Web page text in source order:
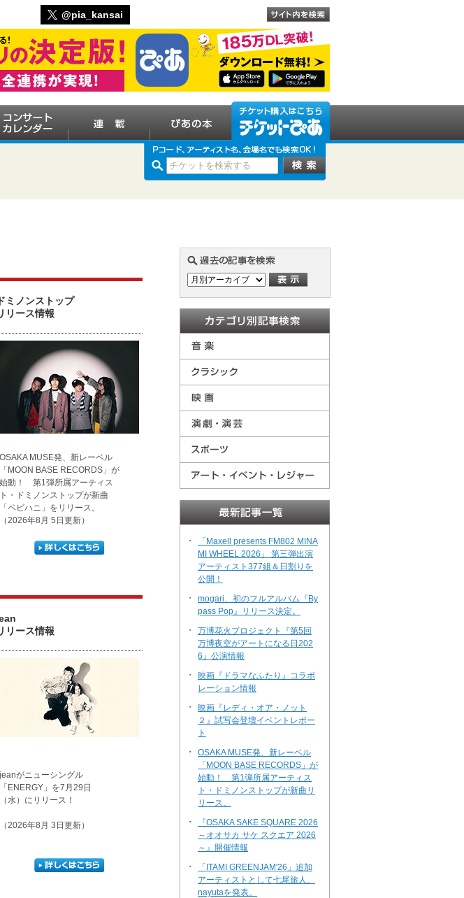
@pia_kansai
ドミノンストップ
リース情報
OSAKA MUSE発、新レーベル
「MOON BASE RECORDS」が
始動！ 第1弾所属アーティス
ト・ドミノンストップが新曲
「ベビハニ」をリリース。
（2026年8月 5日更新）
リース情報
jeanがニューシングル
「ENERGY」を7月29日
（水）にリリース！
（2026年8月 3日更新）
・
「Maxell presents FM802 MINA
MI WHEEL 2026」 第三弾出演
アーティスト377組＆日割りを
公開！
・
mogari、初のフルアルバム『By
pass Pop』リリース決定。
・
万博花火プロジェクト『第5回
万博夜空がアートになる日202
6』公演情報
・
映画『ドラマなふたり』コラボ
レーション情報
・
映画『レディ・オア・ノット
２』試写会登壇イベントレポー
ト
・
OSAKA MUSE発、新レーベル
「MOON BASE RECORDS」が
始動！ 第1弾所属アーティス
ト・ドミノンストップが新曲リ
リース。
・
『OSAKA SAKE SQUARE 2026
～オオサカ サケ スクエア 2026
～』開催情報
・
「ITAMI GREENJAM'26」追加
アーティストとして七尾旅人、
nayutaを発表。